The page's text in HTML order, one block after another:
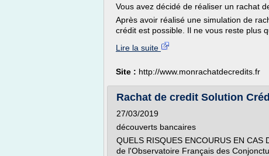
Vous avez décidé de réaliser un rachat
Après avoir réalisé une simulation de
crédit est possible. Il ne vous reste plus
Lire la suite
Site : http://www.monrachatdecredits.fr
Rachat de credit Solution
27/03/2019
découverts bancaires
QUELS RISQUES ENCOURUS EN
de l'Observatoire Français des